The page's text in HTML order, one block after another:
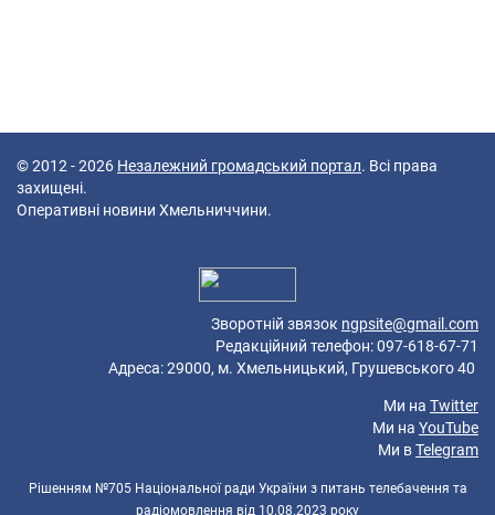
© 2012 - 2026 Незалежний громадський портал. Всі права
захищені.
Оперативні новини Хмельниччини.
Зворотній звязок ngpsite@gmail.com
Редакційний телефон: 097-618-67-71
Адреса: 29000, м. Хмельницький, Грушевського 40
Ми на Twitter
Ми на YouTube
Ми вTelegram
Рішенням №705 Національної ради України з питань телебачення та
радіомовлення від 10.08.2023 року